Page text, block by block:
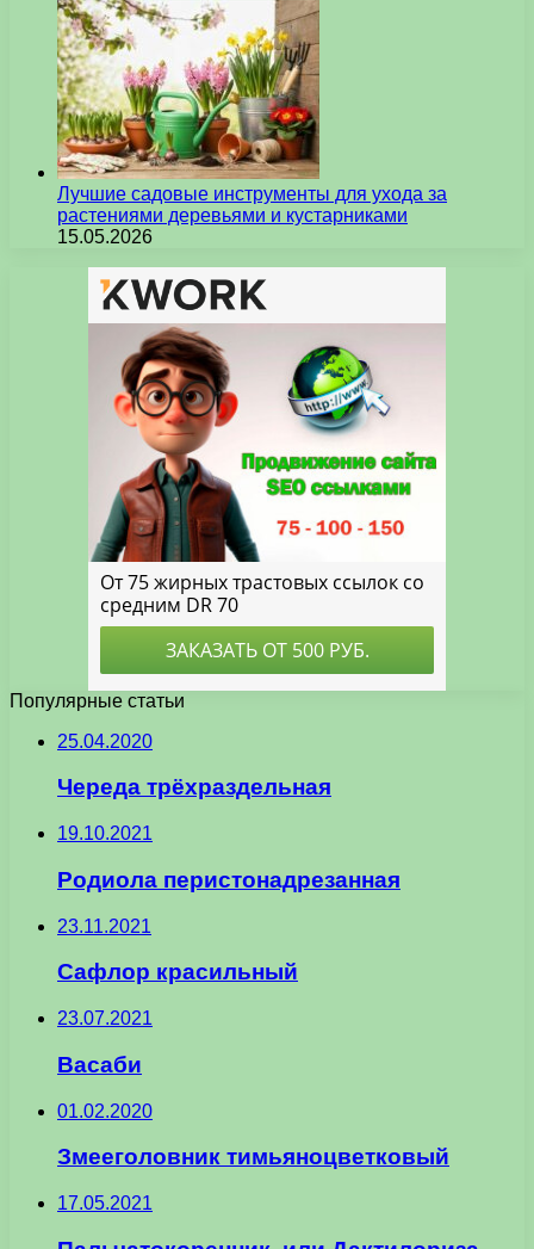
Лучшие садовые инструменты для ухода за
растениями деревьями и кустарниками
15.05.2026
Популярные статьи
25.04.2020
Череда трёхраздельная
19.10.2021
Родиола перистонадрезанная
23.11.2021
Сафлор красильный
23.07.2021
Васаби
01.02.2020
Змееголовник тимьяноцветковый
17.05.2021